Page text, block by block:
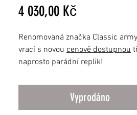
4 030,00 KčCena
Renomovaná značka Classic
vrací s novou cenově dostupnou
naprosto parádní replik!
nechyběl u nich smysl pro detail.
jsou hlavně zpracované za jako
style s důrazem na celkovou
Vyprodáno